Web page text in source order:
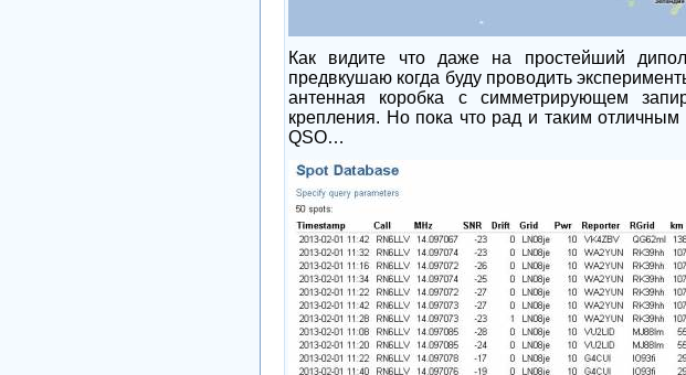
Как видите что даже на простейший
предвкушаю когда буду проводить
антенная коробка с симметрирующем
крепления. Но пока что рад и таким
QSO…